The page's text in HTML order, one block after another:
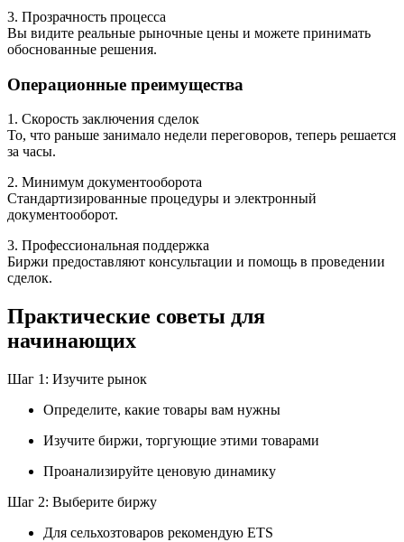
3. Прозрачность процесса
Вы видите реальные рыночные цены и можете принимать
обоснованные решения.
Операционные преимущества
1. Скорость заключения сделок
То, что раньше занимало недели переговоров, теперь решается
за часы.
2. Минимум документооборота
Стандартизированные процедуры и электронный
документооборот.
3. Профессиональная поддержка
Биржи предоставляют консультации и помощь в проведении
сделок.
Практические советы для
начинающих
Шаг 1: Изучите рынок
Определите, какие товары вам нужны
Изучите биржи, торгующие этими товарами
Проанализируйте ценовую динамику
Шаг 2: Выберите биржу
Для сельхозтоваров рекомендую ETS